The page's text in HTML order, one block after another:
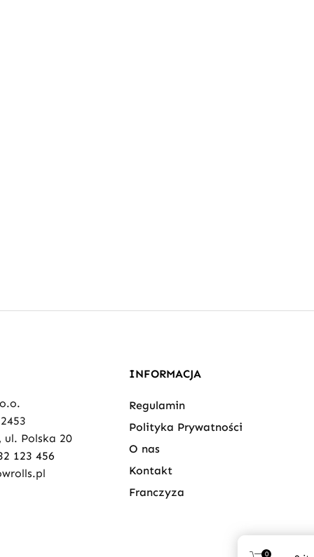
ul. Polska 20
123 456
INFORMACJA
Regulamin
Polityka Prywatności
O nas
Kontakt
Franczyza
0